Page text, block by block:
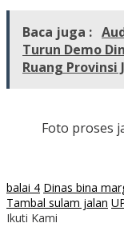
Baca juga :
Turun Demo
Ruang Provinsi
Foto proses
balai 4 Dinas bina
Tambal sulam jalan
Ikuti Kami